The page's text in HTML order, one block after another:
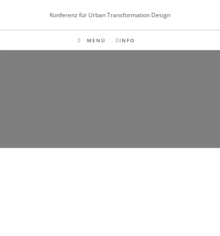
Konferenz für Urban Transformation Design
MENÜ INFO